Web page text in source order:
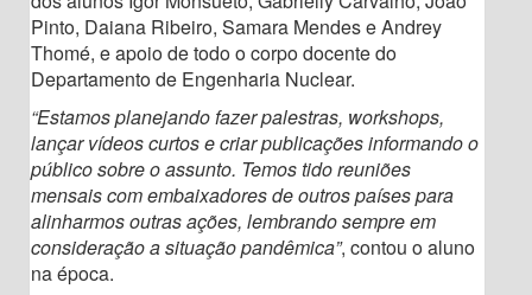
Pinto, Daiana Ribeiro, Samara Mendes e Andrey
Thomé, e apoio de todo o corpo docente do
Departamento de Engenharia Nuclear.
“Estamos planejando fazer palestras, workshops,
lançar vídeos curtos e criar publicações informando o
público sobre o assunto. Temos tido reuniões
mensais com embaixadores de outros países para
alinharmos outras ações, lembrando sempre em
consideração a situação pandêmica”, contou o aluno
na época.